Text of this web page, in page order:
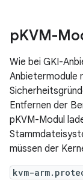
pKVM-
Wie bei GKI-
Anbietermodule
Entfernen der
pKVM-Modul
müssen der
kvm-